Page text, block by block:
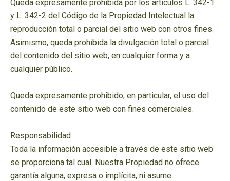
Queda expresamente prohibida por los artículos L. 342-1
y L. 342-2 del Código de la Propiedad Intelectual la
reproducción total o parcial del sitio web con otros fines.
Asimismo, queda prohibida la divulgación total o parcial
del contenido del sitio web, en cualquier forma y a
cualquier público.
Queda expresamente prohibido, en particular, el uso del
contenido de este sitio web con fines comerciales.
Responsabilidad
Toda la información accesible a través de este sitio web
se proporciona tal cual. Nuestra Propiedad no ofrece
garantía alguna, expresa o implícita, ni asume